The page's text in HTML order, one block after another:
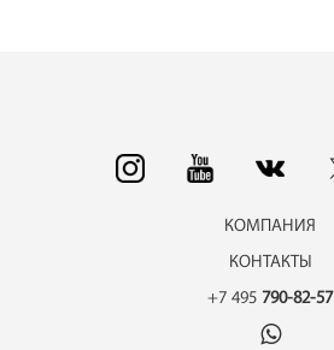
КОМПАНИЯ
КОНТАКТЫ
+7 495 790-82-57